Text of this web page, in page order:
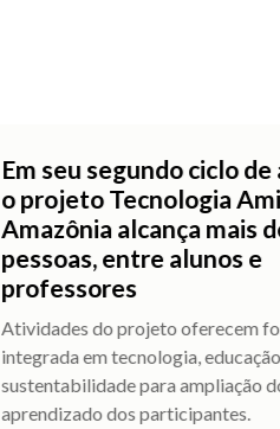
Em seu segundo ciclo de
o projeto Tecnologia
Amazônia alcança mais
pessoas, entre alunos e
professores
Atividades do projeto oferecem
integrada em tecnologia,
sustentabilidade para ampliação
aprendizado dos participantes.